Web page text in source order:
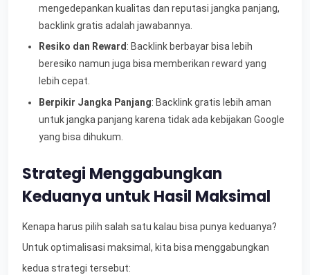
mengedepankan kualitas dan reputasi jangka panjang,
backlink gratis adalah jawabannya.
Resiko dan Reward: Backlink berbayar bisa lebih
beresiko namun juga bisa memberikan reward yang
lebih cepat.
Berpikir Jangka Panjang: Backlink gratis lebih aman
untuk jangka panjang karena tidak ada kebijakan Google
yang bisa dihukum.
Strategi Menggabungkan
Keduanya untuk Hasil Maksimal
Kenapa harus pilih salah satu kalau bisa punya keduanya?
Untuk optimalisasi maksimal, kita bisa menggabungkan
kedua strategi tersebut: